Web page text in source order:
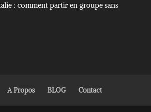
: comment partir en groupe sans
A Propos BLOG Contact